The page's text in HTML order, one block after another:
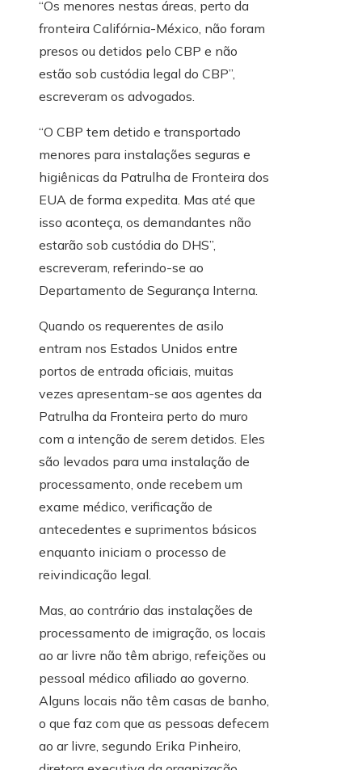
“Os menores nestas áreas, perto da
fronteira Califórnia-México, não foram
presos ou detidos pelo CBP e não
estão sob custódia legal do CBP”,
escreveram os advogados.
“O CBP tem detido e transportado
menores para instalações seguras e
higiênicas da Patrulha de Fronteira dos
EUA de forma expedita. Mas até que
isso aconteça, os demandantes não
estarão sob custódia do DHS”,
escreveram, referindo-se ao
Departamento de Segurança Interna.
Quando os requerentes de asilo
entram nos Estados Unidos entre
portos de entrada oficiais, muitas
vezes apresentam-se aos agentes da
Patrulha da Fronteira perto do muro
com a intenção de serem detidos. Eles
são levados para uma instalação de
processamento, onde recebem um
exame médico, verificação de
antecedentes e suprimentos básicos
enquanto iniciam o processo de
reivindicação legal.
Mas, ao contrário das instalações de
processamento de imigração, os locais
ao ar livre não têm abrigo, refeições ou
pessoal médico afiliado ao governo.
Alguns locais não têm casas de banho,
o que faz com que as pessoas defecem
ao ar livre, segundo Erika Pinheiro,